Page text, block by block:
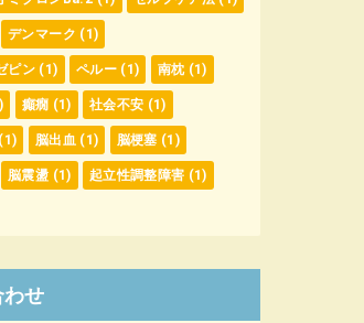
デンマーク (1)
ピン (1) ペルー (1) 南枕 (1)
癲癇 (1) 社会不安 (1)
(1) 脳出血 (1) 脳梗塞 (1)
脳震盪 (1) 起立性調整障害 (1)
せ